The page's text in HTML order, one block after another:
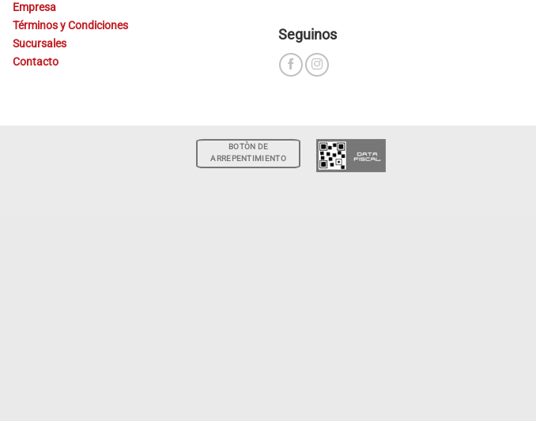
Empresa
Términos y Condiciones
Sucursales
Contacto
Seguinos
BOTÒN DE
ARREPENTIMIENTO